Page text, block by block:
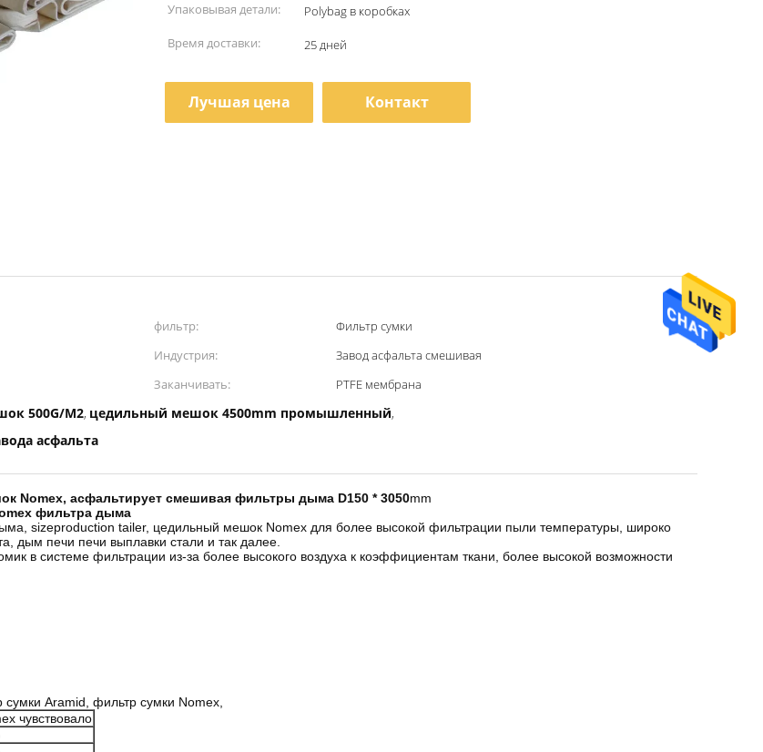
Упаковывая детали:
Polybag в коробках
Время доставки:
25 дней
Лучшая цена Контакт
фильтр:
Фильтр сумки
Индустрия:
Завод асфальта смешивая
Заканчивать:
PTFE мембрана
500G/M2, цедильный мешок 4500mm промышленный,
асфальта
Nomex, асфальтирует смешивая фильтры дыма D150 * 3050mm
фильтра дыма
sizeproduction tailer, цедильный мешок Nomex для более высокой фильтрации пыли температуры, широко
дым печи печи выплавки стали и так далее.
в системе фильтрации из-за более высокого воздуха к коэффициентам ткани, более высокой возможности
Aramid, фильтр сумки Nomex,
чувствовало